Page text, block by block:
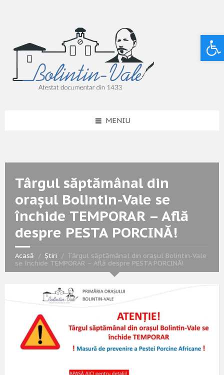
MENIU
Târgul săptămânal din
orașul Bolintin-Vale se
închide TEMPORAR – Află
despre PESTA PORCINĂ!
Acasă Știri
Târgul săptămânal din orașul Bolintin-Vale
se închide TEMPORAR – Află despre PESTA PORCINĂ!
Deschide bara de unelte